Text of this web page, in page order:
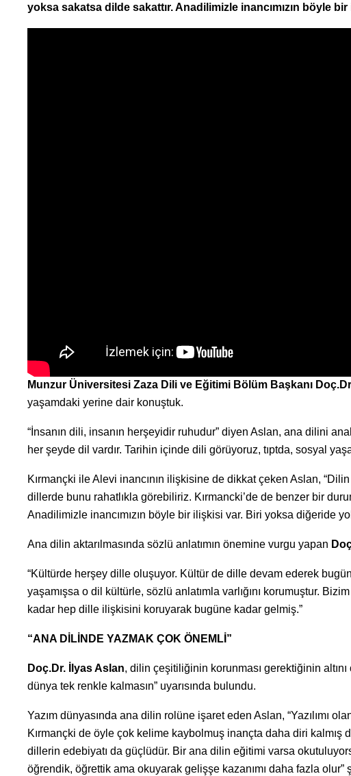
yoksa sakatsa dilde sakattır. Anadilimizle inancımızın böyle
Munzur Üniversitesi Zaza Dili ve Eğitimi Bölüm Başkanı
yaşamdaki yerine dair konuştuk.
“İnsanın dili, insanın herşeyidir ruhudur” diyen Aslan, ana dilini
her şeyde dil vardır. Tarihin içinde dili görüyoruz, tıptda, sosyal
Kırmançki ile Alevi inancının ilişkisine de dikkat çeken Aslan,
dillerde bunu rahatlıkla görebiliriz. Kırmancki’de de benzer bir
Anadilimizle inancımızın böyle bir ilişkisi var. Biri yoksa diğeride
Ana dilin aktarılmasında sözlü anlatımın önemine vurgu yapan
“Kültürde herşey dille oluşuyor. Kültür de dille devam ederek
yaşamışsa o dil kültürle, sözlü anlatımla varlığını korumuştur.
kadar hep dille ilişkisini koruyarak bugüne kadar gelmiş.”
“ANA DİLİNDE YAZMAK ÇOK ÖNEMLİ”
Doç.Dr. İlyas Aslan, dilin çeşitiliğinin korunması gerektiğinin
dünya tek renkle kalmasın” uyarısında bulundu.
Yazım dünyasında ana dilin rolüne işaret eden Aslan, “Yazılımı
Kırmançki de öyle çok kelime kaybolmuş inançta daha diri kalmış
dillerin edebiyatı da güçlüdür. Bir ana dilin eğitimi varsa
öğrendik, öğrettik ama okuyarak gelişşe kazanımı daha fazla olur”